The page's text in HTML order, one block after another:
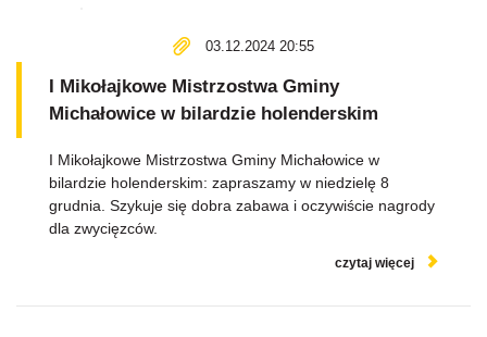
03.12.2024 20:55
I Mikołajkowe Mistrzostwa Gminy
Michałowice w bilardzie holenderskim
I Mikołajkowe Mistrzostwa Gminy Michałowice w
bilardzie holenderskim: zapraszamy w niedzielę 8
grudnia. Szykuje się dobra zabawa i oczywiście nagrody
dla zwycięzców.
czytaj więcej